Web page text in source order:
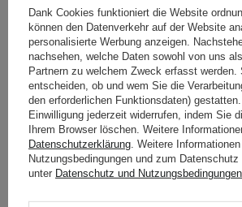
WAHL DER KOSMETOLOGIN
Dank Cookies funktioniert die Website
können den Datenverkehr auf der Website
personalisierte Werbung anzeigen.
nachsehen, welche Daten sowohl von uns
Partnern zu welchem Zweck erfasst werden.
entscheiden, ob und wem Sie die
den erforderlichen Funktionsdaten)
Einwilligung jederzeit widerrufen, indem Sie
Ihrem Browser löschen. Weitere
Datenschutzerklärung . Weitere
Nutzungsbedingungen und zum
unter Datenschutz und